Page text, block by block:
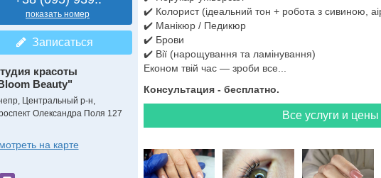
показать номер
Записаться
красоты
Beauty"
Центральный р-н,
Олександра Поля 127
на карте
✔️ Колорист (ідеальний тон + робота з сивиною,
✔️ Манікюр / Педикюр
✔️ Брови
✔️ Вії (нарощування та ламінування)
Економ твій час — зроби все...
Консультация - бесплатно.
Все услуги и